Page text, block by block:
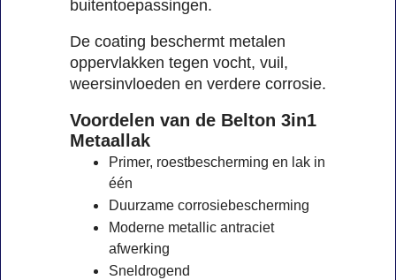
buitentoepassingen.
De coating beschermt metalen
oppervlakken tegen vocht, vuil,
weersinvloeden en verdere corrosie.
Voordelen van de Belton 3in1
Metaallak
Primer, roestbescherming en lak in
één
Duurzame corrosiebescherming
Moderne metallic antraciet
afwerking
Sneldrogend